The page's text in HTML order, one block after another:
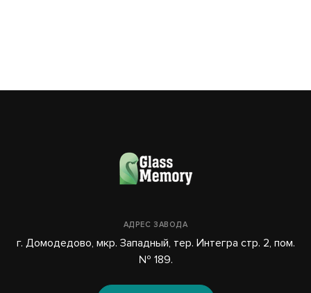
АДРЕС ЗАВОДА
г. Домодедово, мкр. Западный, тер. Интегра стр. 2, пом.
№ 189.